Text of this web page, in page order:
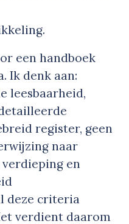
een handboek
Ik denk aan:
leesbaarheid,
register, geen
naar
en
deze criteria
verdient daarom